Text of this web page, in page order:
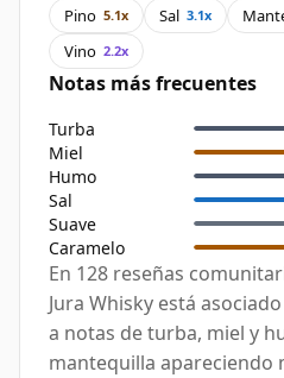
Pino 5.1x Sal 3.1x
Vino 2.2x
Notas más frecuentes
Turba
Miel
Humo
Sal
Suave
Caramelo
En 128 reseñas
Jura Whisky está
a notas de turba, miel y
mantequilla apareciendo